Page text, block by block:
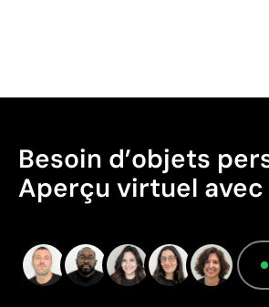
Besoin d’objets
Aperçu virtuel avec